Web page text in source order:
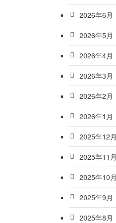
2026年6月
2026年5月
2026年4月
2026年3月
2026年2月
2026年1月
2025年12月
2025年11月
2025年10月
2025年9月
2025年8月